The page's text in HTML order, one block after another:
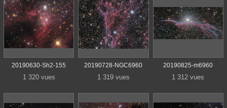
20190630-Sh2-155
1 320 vues
20190728-NGC6960
1 319 vues
20190825-m6960
1 312 vues